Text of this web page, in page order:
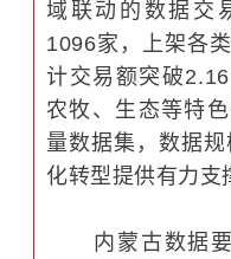
域联动的数据交
1096家，上架各
计交易额突破
农牧、生态等特
量数据集，数据
化转型提供有力支
内蒙古数据要